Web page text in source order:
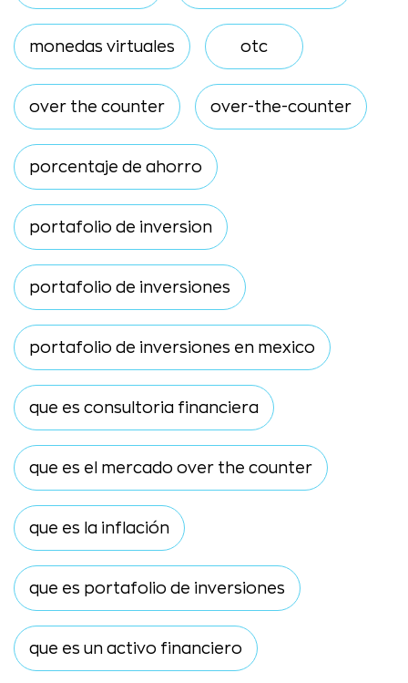
monedas virtuales otc
over the counter over-the-counter
porcentaje de ahorro
portafolio de inversion
portafolio de inversiones
portafolio de inversiones en mexico
que es consultoria financiera
que es el mercado over the counter
que es la inflación
que es portafolio de inversiones
que es un activo financiero